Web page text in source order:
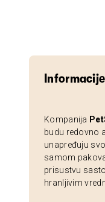
Kompanija
budu redovno
unapređuju
samom
prisustvu
hranljivim